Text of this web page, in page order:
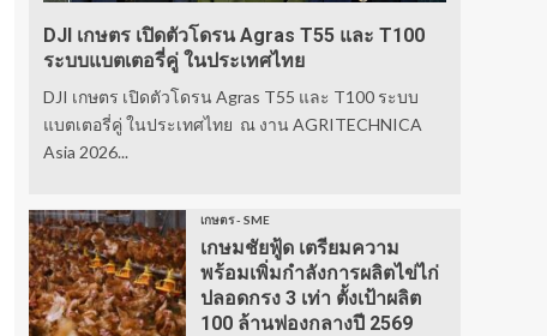
DJI เกษตร เปิดตัวโดรน Agras T55 และ T100
ระบบแบตเตอรี่คู่ ในประเทศไทย
DJI เกษตร เปิดตัวโดรน Agras T55 และ T100 ระบบ
แบตเตอรี่คู่ ในประเทศไทย ณ งาน AGRITECHNICA
Asia 2026...
เกษตร - SME
เกษมชัยฟู้ด เตรียมความ
พร้อมเพิ่มกำลังการผลิตไข่ไก่
ปลอดกรง 3 เท่า ตั้งเป้าผลิต
100 ล้านฟองกลางปี 2569